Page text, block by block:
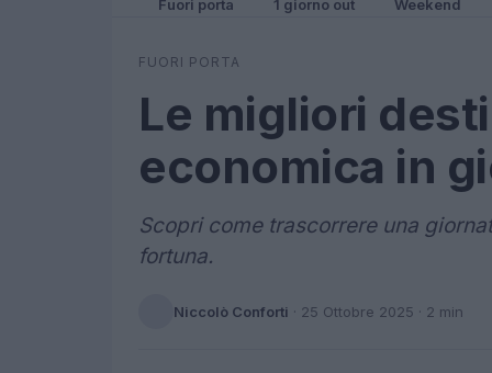
Fuori porta 1 giorno out Weekend
FUORI PORTA
Le migliori
economica in
Scopri come trascorrere una
fortuna.
Niccolò Conforti · 25 Ottobre 2025 · 2 min